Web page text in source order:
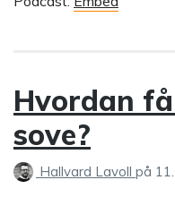
Hvordan
sove?
Hallvard Lavoll på